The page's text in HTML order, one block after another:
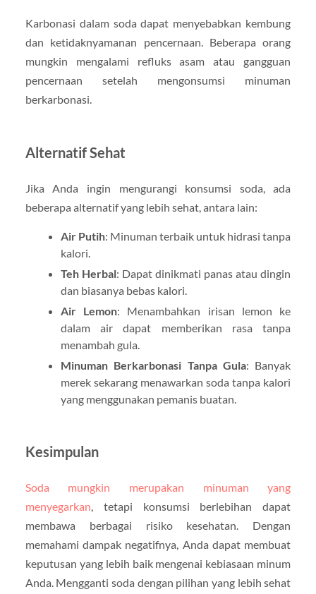
Karbonasi dalam soda dapat menyebabkan kembung
dan ketidaknyamanan pencernaan. Beberapa orang
mungkin mengalami refluks asam atau gangguan
pencernaan setelah mengonsumsi minuman
berkarbonasi.
Alternatif Sehat
Jika Anda ingin mengurangi konsumsi soda, ada
beberapa alternatif yang lebih sehat, antara lain:
Air Putih: Minuman terbaik untuk hidrasi tanpa
kalori.
Teh Herbal: Dapat dinikmati panas atau dingin
dan biasanya bebas kalori.
Air Lemon: Menambahkan irisan lemon ke
dalam air dapat memberikan rasa tanpa
menambah gula.
Minuman Berkarbonasi Tanpa Gula: Banyak
merek sekarang menawarkan soda tanpa kalori
yang menggunakan pemanis buatan.
Kesimpulan
Soda mungkin merupakan minuman yang
menyegarkan, tetapi konsumsi berlebihan dapat
membawa berbagai risiko kesehatan. Dengan
memahami dampak negatifnya, Anda dapat membuat
keputusan yang lebih baik mengenai kebiasaan minum
Anda. Mengganti soda dengan pilihan yang lebih sehat